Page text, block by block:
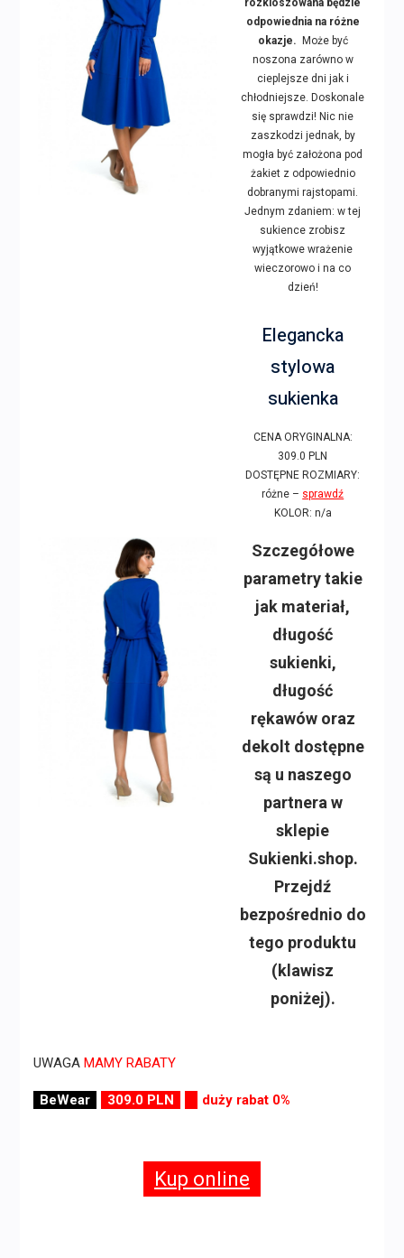
rozkloszowana będzie
odpowiednia na różne
okazje.
Może być
noszona zarówno w
cieplejsze dni jak i
chłodniejsze. Doskonale
się sprawdzi! Nic nie
zaszkodzi jednak, by
mogła być założona pod
żakiet z odpowiednio
dobranymi rajstopami.
Jednym zdaniem: w tej
sukience zrobisz
wyjątkowe wrażenie
wieczorowo i na co
dzień!
Elegancka
stylowa
sukienka
CENA ORYGINALNA:
309.0 PLN
DOSTĘPNE ROZMIARY:
różne – sprawdź
KOLOR: n/a
Szczegółowe
parametry takie
jak materiał,
długość
sukienki,
długość
rękawów oraz
dekolt dostępne
są u naszego
partnera w
sklepie
Sukienki.shop.
Przejdź
bezpośrednio do
tego produktu
(klawisz
poniżej).
UWAGA MAMY RABATY
BeWear 309.0 PLN duży rabat 0%
Kup online